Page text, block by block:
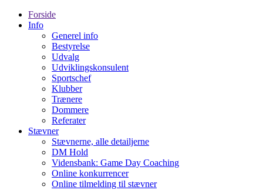
Forside
Info
Generel info
Bestyrelse
Udvalg
Udviklingskonsulent
Sportschef
Klubber
Trænere
Dommere
Referater
Stævner
Stævnerne, alle detailjerne
DM Hold
Vidensbank: Game Day Coaching
Online konkurrencer
Online tilmelding til stævner